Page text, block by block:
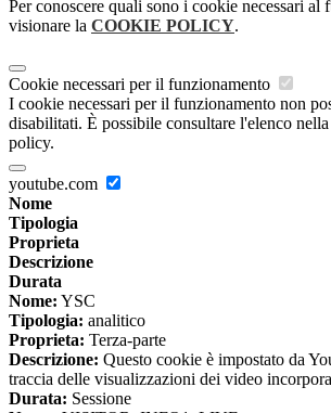
Per conoscere quali sono i cookie necessari al
visionare la COOKIE POLICY.
Cookie necessari per il funzionamento
I cookie necessari per il funzionamento non
disabilitati. È possibile consultare l'elenco
policy.
youtube.com
Nome
Tipologia
Proprieta
Descrizione
Durata
Nome: YSC
Tipologia: analitico
Proprieta: Terza-parte
Descrizione: Questo cookie è impostato da
traccia delle visualizzazioni dei video
Durata: Sessione